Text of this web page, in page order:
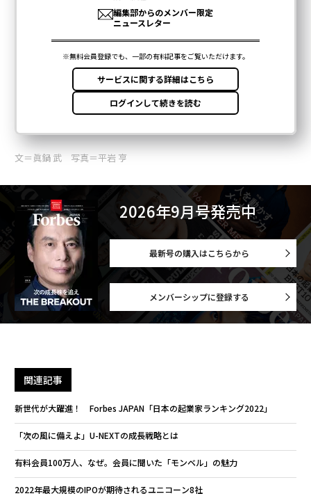
文＝眞鍋 武 写真＝平岩 亨
2026年9月号発売中
最新号の購入はこちらから
メンバーシップに登録する
関連記事
新世代が大躍進！ Forbes JAPAN「日本の起業家ランキング2022」
「次の風に備えよ」U-NEXTの成長戦略とは
有料会員100万人、なぜ。会員に聞いた「モンベル」の魅力
2022年最大規模のIPOが期待されるユニコーン8社